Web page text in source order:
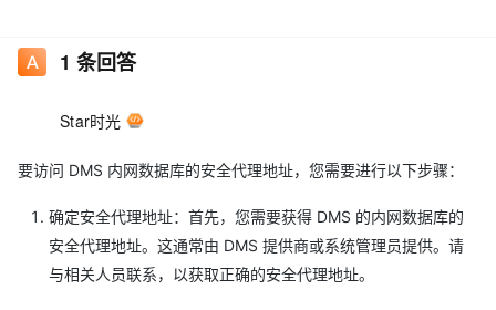
1 条回答
Star时光
要访问 DMS 内网数据库的安全代理地址，您需要进行以下步骤：
确定安全代理地址：首先，您需要获得 DMS 的内网数据库的
安全代理地址。这通常由 DMS 提供商或系统管理员提供。请
与相关人员联系，以获取正确的安全代理地址。